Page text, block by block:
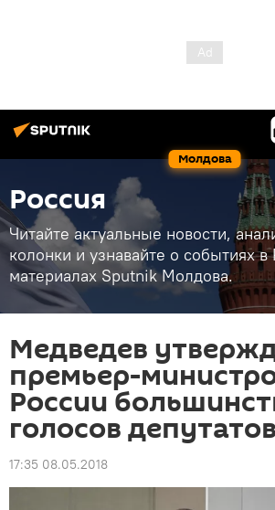
Молдова
Россия
Читайте актуальные новости,
колонки и узнавайте о событиях
материалах Sputnik Молдова.
Медведев
премьер-
России
голосов депутатов
17:35 08.05.2018